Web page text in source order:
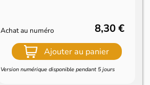
Achat au numéro 8,30 €
Ajouter au panier
Version numérique disponible pendant 5 jours